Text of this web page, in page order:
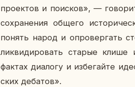
про­ек­тов и по­ис­ков», —
со­хра­не­ния общего
понять народ и опро­вер­гать
лик­ви­ди­ро­вать старые
фактах диа­ло­гу и из­бе­гай­те
ских де­ба­тов».